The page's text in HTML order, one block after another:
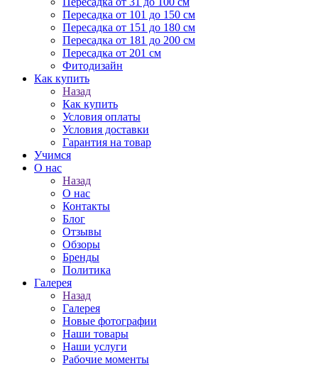
Пересадка от 101 до 150 см
Пересадка от 151 до 180 см
Пересадка от 181 до 200 см
Пересадка от 201 см
Фитодизайн
Как купить
Назад
Как купить
Условия оплаты
Условия доставки
Гарантия на товар
Учимся
О нас
Назад
О нас
Контакты
Блог
Отзывы
Обзоры
Бренды
Политика
Галерея
Назад
Галерея
Новые фотографии
Наши товары
Наши услуги
Рабочие моменты